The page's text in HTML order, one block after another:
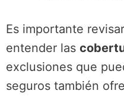
Es importante
entender las
exclusiones que
seguros también